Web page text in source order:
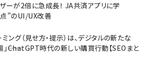
ーが2倍に急成長！ JA共済アプリに学
”のUI/UX改善
ング（見せ方・提示）は、デジタルの新たな
」――ChatGPT時代の新しい購買行動【SEOまと